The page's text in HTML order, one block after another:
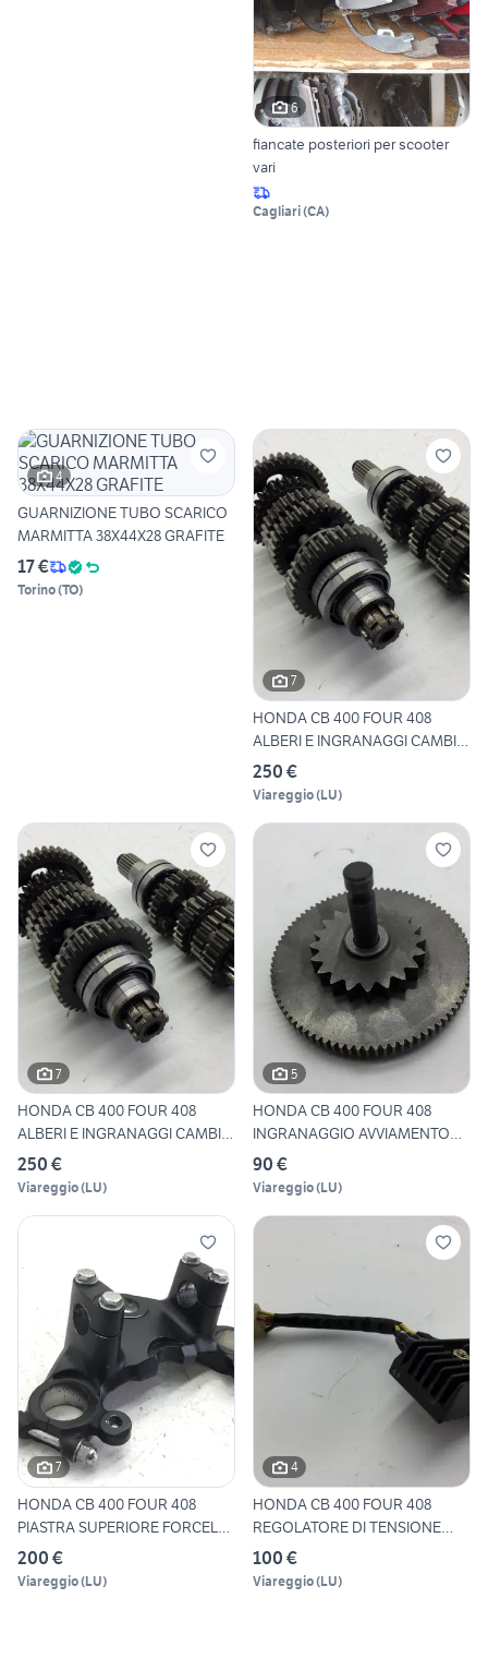
6
fiancate posteriori per scooter
vari
Cagliari(CA)
4
GUARNIZIONE TUBO SCARICO
MARMITTA 38X44X28 GRAFITE
17 €
Torino(TO)
7
HONDA CB 400 FOUR 408
ALBERI E INGRANAGGI CAMBIO
1
250 €
Viareggio(LU)
7
HONDA CB 400 FOUR 408
ALBERI E INGRANAGGI CAMBIO
1
250 €
Viareggio(LU)
5
HONDA CB 400 FOUR 408
INGRANAGGIO AVVIAMENTO
1977
90 €
Viareggio(LU)
7
HONDA CB 400 FOUR 408
PIASTRA SUPERIORE FORCELLA
M
200 €
Viareggio(LU)
4
HONDA CB 400 FOUR 408
REGOLATORE DI TENSIONE
1977
100 €
Viareggio(LU)